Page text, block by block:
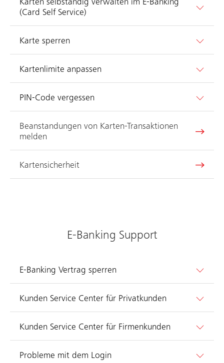
Karten selbständig verwalten im E-Banking
(Card Self Service)
Karte sperren
Kartenlimite anpassen
PIN-Code vergessen
Beanstandungen von Karten-Transaktionen
melden
Kartensicherheit
E-Banking Support
E-Banking Vertrag sperren
Kunden Service Center für Privatkunden
Kunden Service Center für Firmenkunden
Probleme mit dem Login